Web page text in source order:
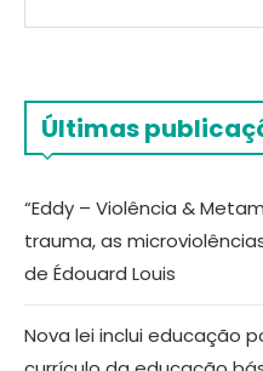
Últimas
“Eddy – Violência &
trauma, as
de Édouard Louis
Nova lei inclui educação